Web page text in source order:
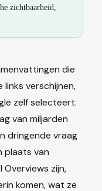
zichtbaarheid,
die
verschijnen,
zelf selecteert.
van miljarden
dringende vraag
plaats van
zijn,
komen, wat ze